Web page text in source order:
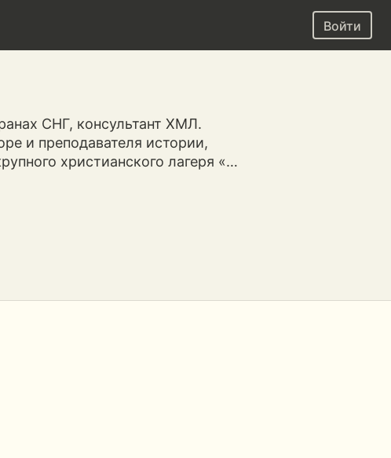
Войти
СНГ, консультант ХМЛ.
и преподавателя истории,
христианского лагеря «…